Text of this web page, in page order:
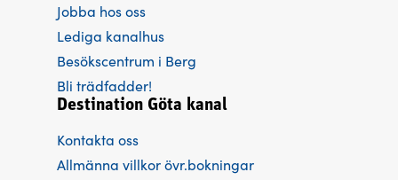
Jobba hos oss
Lediga kanalhus
Besökscentrum i Berg
Bli trädfadder!
Destination Göta kanal
Kontakta oss
Allmänna villkor övr.bokningar